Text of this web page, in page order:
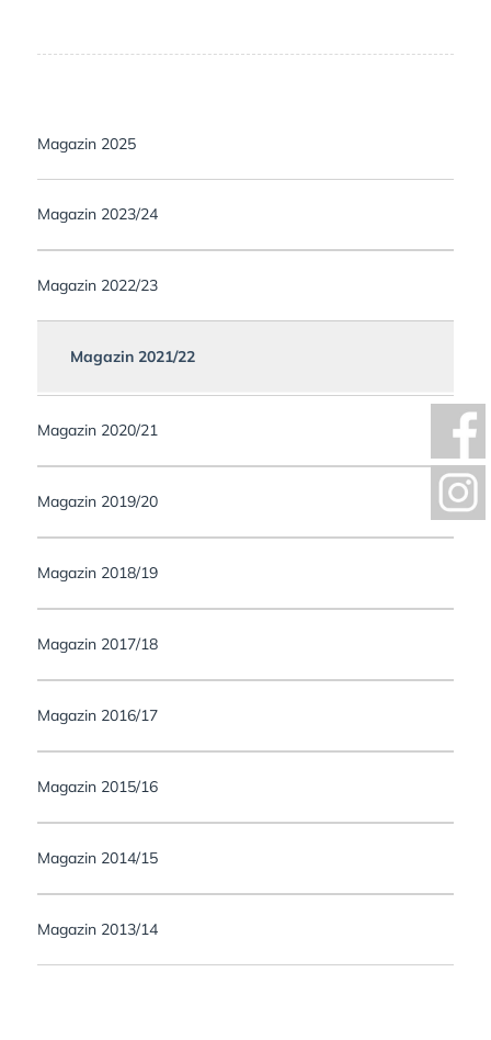
Magazin 2025
Magazin 2023/24
Magazin 2022/23
Magazin 2021/22
Magazin 2020/21
Magazin 2019/20
Magazin 2018/19
Magazin 2017/18
Magazin 2016/17
Magazin 2015/16
Magazin 2014/15
Magazin 2013/14